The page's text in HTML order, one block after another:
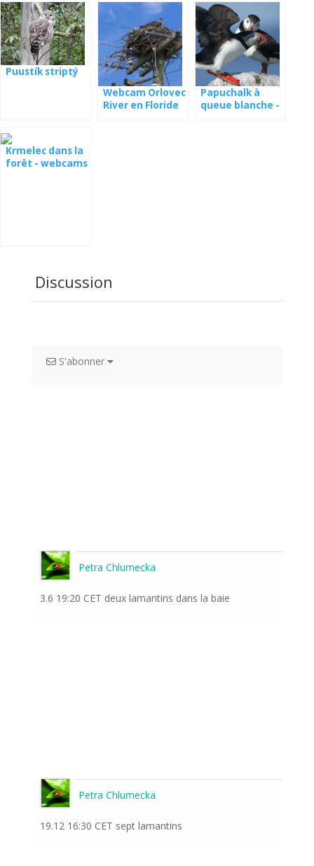
Puustík striptý
Webcam Orlovec
River en Floride
Papuchalk à
queue blanche -
Krmelec dans la
forêt - webcams
Discussion
S'abonner
Petra Chlumecka
3.6 19:20 CET deux lamantins dans la baie
Petra Chlumecka
19.12 16:30 CET sept lamantins